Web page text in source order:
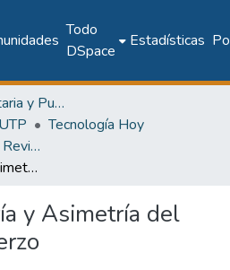
Todo
DSpace
Estadísticas
Editorial Universitaria y Publicaciones Seriadas
Tecnología Hoy
Vol. 3, Núm. 1 (1999): Revista Tecnología Hoy
Sobre la Simetría y Asimetría del Tensor de Esfuerzo
y Asimetría del